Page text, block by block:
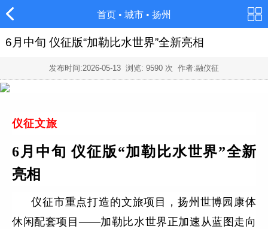
首页 • 城市 • 扬州
6月中旬 仪征版“加勒比水世界”全新亮相
发布时间:2026-05-13 浏览: 9590 次 作者:融仪征
仪征文旅
6月中旬 仪征版“加勒比水世界”全新
亮相
仪征市重点打造的文旅项目，扬州世博园康体
休闲配套项目——加勒比水世界正加速从蓝图走向